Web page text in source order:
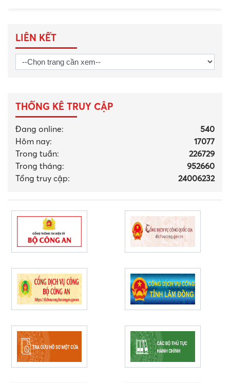
LIÊN KẾT
THỐNG KÊ TRUY CẬP
Đang online:
540
Hôm nay:
17077
Trong tuần:
226729
Trong tháng:
952660
Tổng truy cập:
24006232